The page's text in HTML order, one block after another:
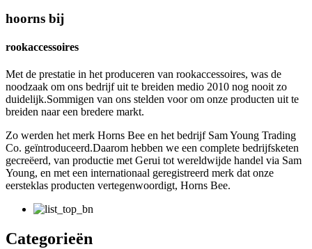
hoorns bij
rookaccessoires
Met de prestatie in het produceren van rookaccessoires, was de
noodzaak om ons bedrijf uit te breiden medio 2010 nog nooit zo
duidelijk.Sommigen van ons stelden voor om onze producten uit te
breiden naar een bredere markt.
Zo werden het merk Horns Bee en het bedrijf Sam Young Trading
Co. geïntroduceerd.Daarom hebben we een complete bedrijfsketen
gecreëerd, van productie met Gerui tot wereldwijde handel via Sam
Young, en met een internationaal geregistreerd merk dat onze
eersteklas producten vertegenwoordigt, Horns Bee.
Categorieën